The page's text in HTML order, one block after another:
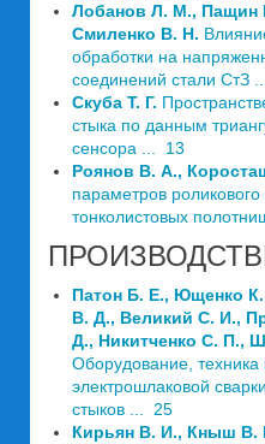
Лобанов Л. М., Пащин
Смиленко В. Н.
обработки на
соединений стали СтЗ
Скуба Т. Г.
стыка по данным
сенсора ... 13
Роянов В. А.,
параметров
тонколистовых
Патон Б. Е., Ющенко
В. Д., Великий С. И.,
Д., Никитченко С. П.,
Оборудование, техника
электрошлаковой
стыков ... 25
Кирьян В. И., Кныш В.